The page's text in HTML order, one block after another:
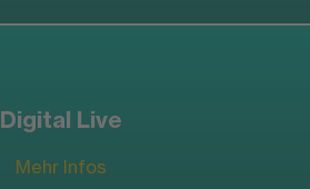
Digital Live
Mehr Infos